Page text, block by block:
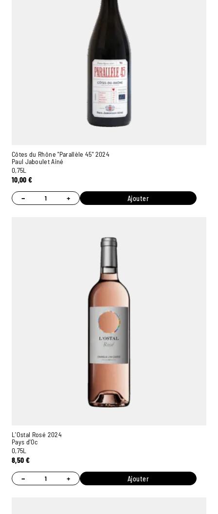
Côtes du Rhône "Parallèle 45" 2024
Paul Jaboulet Aîné
0,75L
10,00€
− + Ajouter
L'Ostal Rosé 2024
Pays d'Oc
0,75L
8,50 €
− + Ajouter